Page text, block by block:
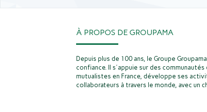
À PROPOS DE GROUPAMA
Depuis plus de 100 ans, le Groupe
confiance. Il s'appuie sur des communautés
mutualistes en France, développe ses
collaborateurs à travers le monde, avec un